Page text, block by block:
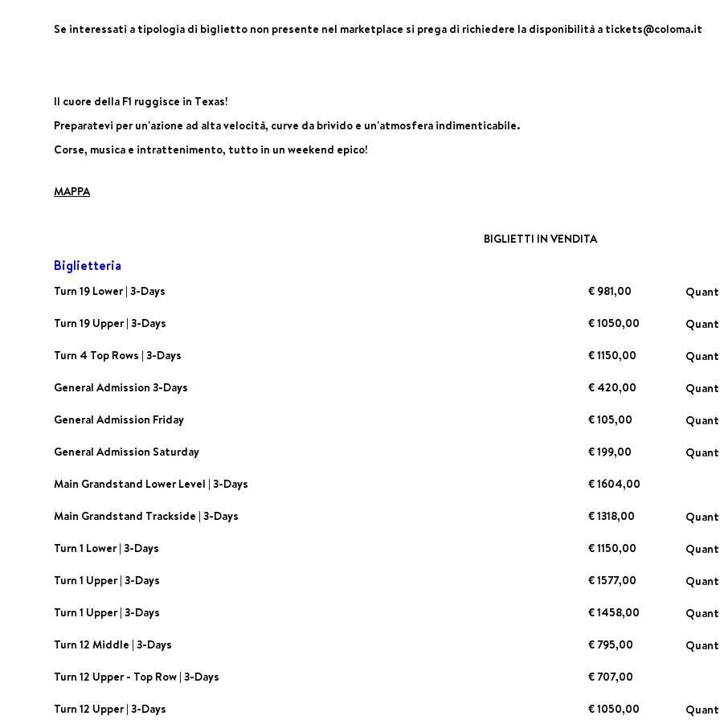
Se interessati a tipologia di biglietto non presente nel marketplace si prega di richiedere la disponibilità a tickets@coloma.it
Il cuore della F1 ruggisce in Texas!
Preparatevi per un'azione ad alta velocità, curve da brivido e un'atmosfera indimenticabile.
Corse, musica e intrattenimento, tutto in un weekend epico!
MAPPA
BIGLIETTI IN VENDITA
Biglietteria
Turn 19 Lower | 3-Days € 981,00
Turn 19 Upper | 3-Days € 1050,00
Turn 4 Top Rows | 3-Days € 1150,00
General Admission 3-Days € 420,00
General Admission Friday € 105,00
General Admission Saturday € 199,00
Main Grandstand Lower Level | 3-Days € 1604,00
Main Grandstand Trackside | 3-Days € 1318,00
Turn 1 Lower | 3-Days € 1150,00
Turn 1 Upper | 3-Days € 1577,00
Turn 1 Upper | 3-Days € 1458,00
Turn 12 Middle | 3-Days € 795,00
Turn 12 Upper - Top Row | 3-Days € 707,00
Turn 12 Upper | 3-Days € 1050,00